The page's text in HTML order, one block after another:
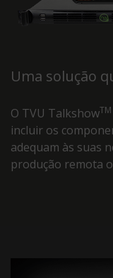
Uma solução
O TVU TalkshowTM
incluir os
adequam às suas
produção remota